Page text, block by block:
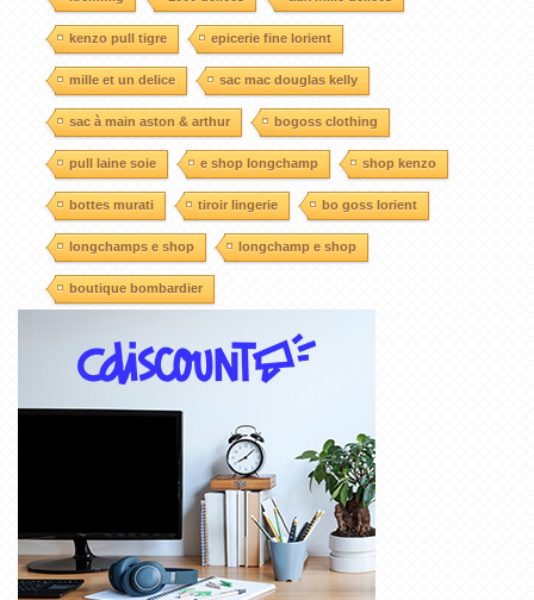
kenzo pull tigre epicerie fine lorient
mille et un delice sac mac douglas kelly
sac à main aston & arthur bogoss clothing
pull laine soie e shop longchamp shop kenzo
bottes murati tiroir lingerie bo goss lorient
longchamps e shop longchamp e shop
boutique bombardier